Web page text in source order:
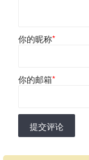
你的昵称*
你的邮箱*
提交评论